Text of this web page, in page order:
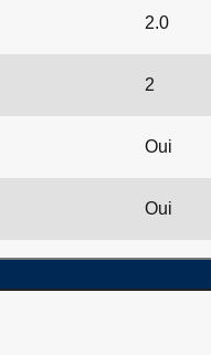
2.0
2
Oui
Oui